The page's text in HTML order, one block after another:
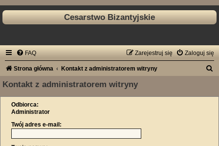
Cesarstwo Bizantyjskie
FAQ Zaloguj się
Zarejestruj się
Strona główna Kontakt z administratorem witryny
Kontakt z administratorem witryny
Odbiorca:
Administrator
Twój adres e-mail: